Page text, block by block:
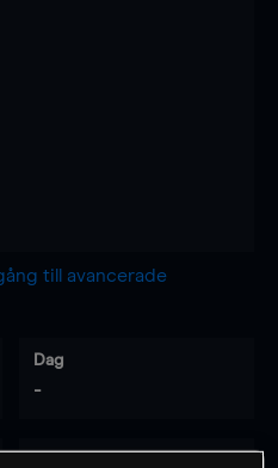
till avancerade
Dag
-